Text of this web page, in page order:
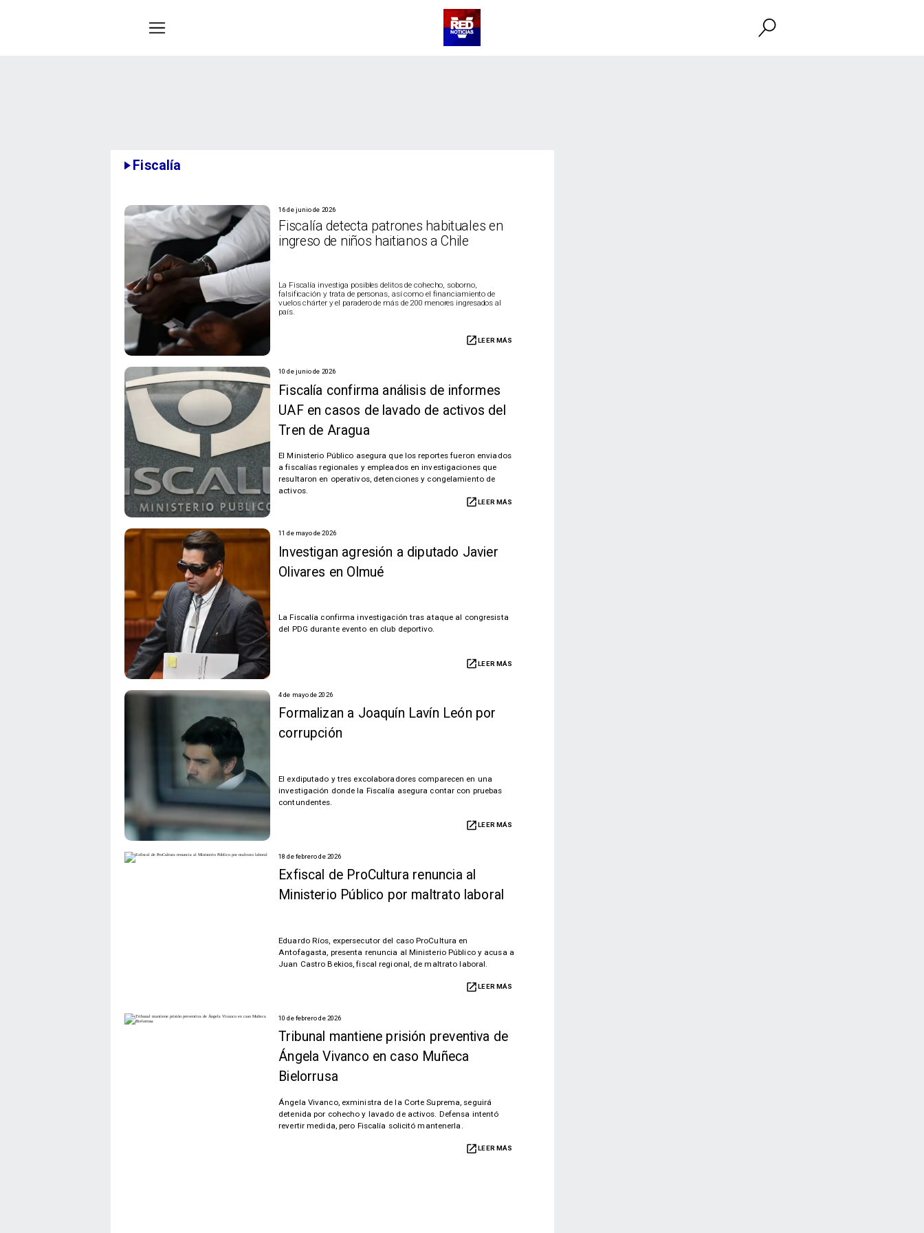
Fiscalía
16 de junio de 2026
Fiscalía detecta patrones habituales en
ingreso de niños haitianos a Chile
La Fiscalía investiga posibles delitos de cohecho, soborno,
falsificación y trata de personas, así como el financiamiento de
vuelos chárter y el paradero de más de 200 menores ingresados al
país.
LEER MÁS
10 de junio de 2026
Fiscalía confirma análisis de informes
UAF en casos de lavado de activos del
Tren de Aragua
El Ministerio Público asegura que los reportes fueron enviados
a fiscalías regionales y empleados en investigaciones que
resultaron en operativos, detenciones y congelamiento de
activos.
LEER MÁS
11 de mayo de 2026
Investigan agresión a diputado Javier
Olivares en Olmué
La Fiscalía confirma investigación tras ataque al congresista
del PDG durante evento en club deportivo.
LEER MÁS
4 de mayo de 2026
Formalizan a Joaquín Lavín León por
corrupción
El exdiputado y tres excolaboradores comparecen en una
investigación donde la Fiscalía asegura contar con pruebas
contundentes.
LEER MÁS
18 de febrero de 2026
Exfiscal de ProCultura renuncia al
Ministerio Público por maltrato laboral
Eduardo Ríos, expersecutor del caso ProCultura en
Antofagasta, presenta renuncia al Ministerio Público y acusa a
Juan Castro Bekios, fiscal regional, de maltrato laboral.
LEER MÁS
10 de febrero de 2026
Tribunal mantiene prisión preventiva de
Ángela Vivanco en caso Muñeca
Bielorrusa
Ángela Vivanco, exministra de la Corte Suprema, seguirá
detenida por cohecho y lavado de activos. Defensa intentó
revertir medida, pero Fiscalía solicitó mantenerla.
LEER MÁS